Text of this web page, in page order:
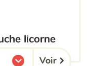
licorne
Voir